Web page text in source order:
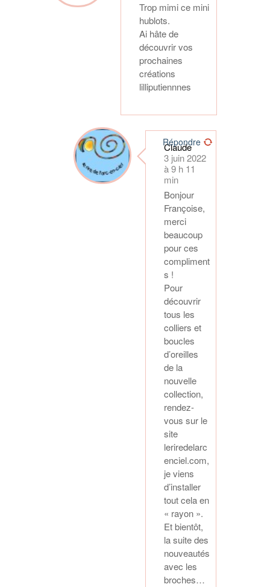
Trop mimi ce mini
hublots.
Ai hâte de
découvrir vos
prochaines
créations
lilliputiennnes
Claude
3 juin 2022
à 9 h 11
min
Bonjour
Françoise,
merci
beaucoup
pour ces
compliment
s !
Pour
découvrir
tous les
colliers et
boucles
d’oreilles
de la
nouvelle
collection,
rendez-
vous sur le
site
leriredelarc
enciel.com,
je viens
d’installer
tout cela en
« rayon ».
Et bientôt,
la suite des
nouveautés
avec les
broches…
Répondre